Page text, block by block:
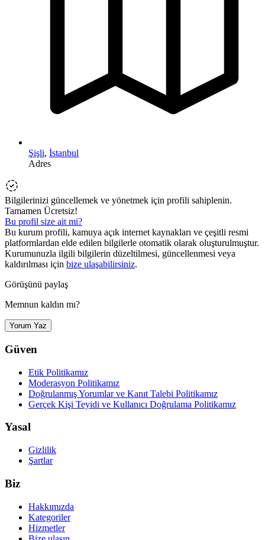
Şişli, İstanbul
Adres
Bilgilerinizi güncellemek ve yönetmek için profili sahiplenin.
Tamamen Ücretsiz!
Bu profil size ait mi?
Bu kurum profili, kamuya açık internet kaynakları ve çeşitli resmi
platformlardan elde edilen bilgilerle otomatik olarak oluşturulmuştur.
Kurumunuzla ilgili bilgilerin düzeltilmesi, güncellenmesi veya
kaldırılması için bize ulaşabilirsiniz.
Görüşünü paylaş
Memnun kaldın mı?
Yorum Yaz
Güven
Etik Politikamız
Moderasyon Politikamız
Doğrulanmış Yorumlar ve Kanıt Talebi Politikamız
Gerçek Kişi Teyidi ve Kullanıcı Doğrulama Politikamız
Yasal
Gizlilik
Şartlar
Biz
Hakkımızda
Kategoriler
Hizmetler